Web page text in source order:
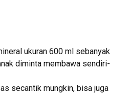
ukuran 600 ml sebanyak
diminta membawa sendiri-
secantik mungkin, bisa juga